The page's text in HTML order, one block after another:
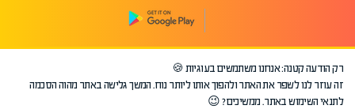
©2026 כל הזכויות שמורות לאפיק.
רק הודעה קטנה: אנחנו משתמשים בעוגיות 🍪
זה עוזר לנו לשפר את האתר ולהפוך אותו ליותר נוח. המשך גלישה באתר מהוה הסכמה
לתנאי השימוש באתר. ממשיכים? 😉